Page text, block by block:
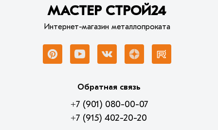
МАСТЕР СТРОЙ24
Интернет-магазин металлопроката
Обратная связь
+7 (901) 080-00-07
+7 (915) 402-20-20